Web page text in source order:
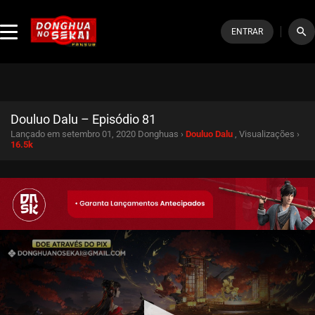
ENTRAR search
Douluo Dalu – Episódio 81
Lançado em setembro 01, 2020 Donghuas › Douluo Dalu , Visualizações ›
16.5k